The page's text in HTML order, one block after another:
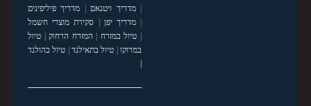
|מדריך ויטנאם
מדריך פיליפינים
|מדריך יפן
סקירת מוצרי חשמל
טיול במזרח המזרח הרחוק| טיול
במרוקו| טיול בתאילנד| טיול בהולנד